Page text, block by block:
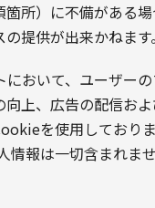
箇所）に不備がある
提供が出来かねます。
において、ユーザー
向上、広告の配信お
を使用しておりま
報は一切含まれませ